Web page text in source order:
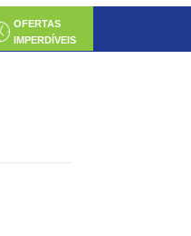
OFERTAS
IMPERDÍVEIS